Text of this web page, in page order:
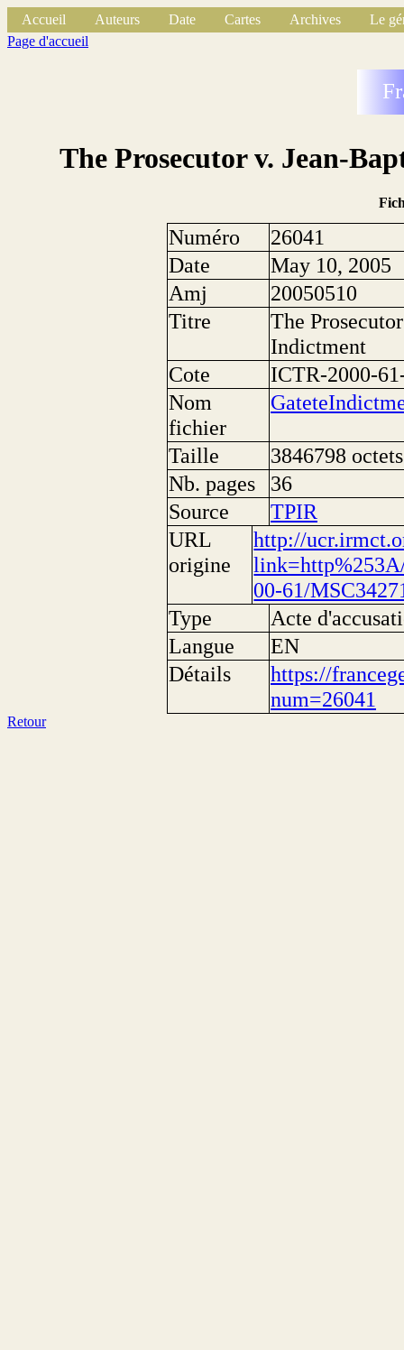
Accueil Auteurs Date Cartes Archives
Le
Page d'accueil
The Prosecutor v. Jean-
Numéro
26041
Date
May 10, 2005
Amj
20050510
Titre
The
Indictment
Cote
ICTR-2000-
Nom
fichier
Taille
3846798 octets
Nb. pages
36
Source
TPIR
URL
origine
http://
00-61/
Type
Acte
Langue
EN
Détails
https://
num=26041
Retour